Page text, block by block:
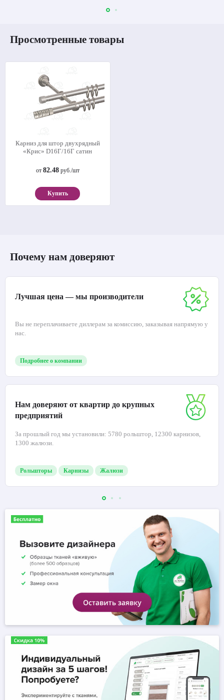
Просмотренные товары
Карниз для штор двухрядный
«Крис» D16Г/16Г сатин
от 82.48руб./шт
Купить
Почему нам доверяют
Лучшая цена — мы производители
Вы не переплачиваете диллерам за комиссию, заказывая напрямую у
нас.
Подробнее о компании
Нам доверяют от квартир до крупных
предприятий
За прошлый год мы установили: 5780 рольштор, 12300 карнизов,
1300 жалюзи.
Рольшторы Карнизы Жалюзи